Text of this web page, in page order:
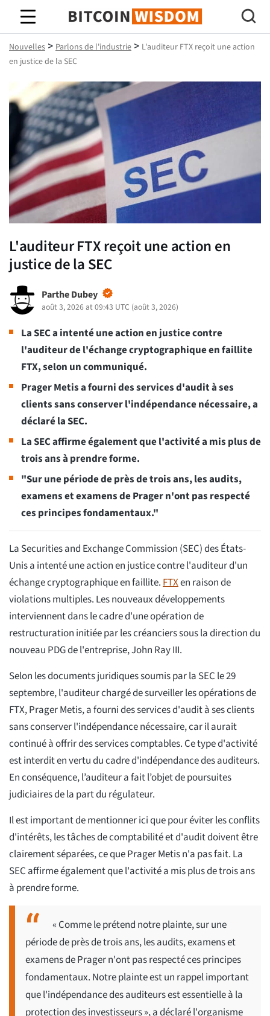
Bitcoin Sagesse
Nouvelles > Parlons de l'industrie > L'auditeur FTX reçoit une action
en justice de la SEC
L'auditeur FTX reçoit une action en
justice de la SEC
Parthe Dubey
août 3, 2026 at 09:43 UTC (août 3, 2026)
La SEC a intenté une action en justice contre
l'auditeur de l'échange cryptographique en faillite
FTX, selon un communiqué.
Prager Metis a fourni des services d'audit à ses
clients sans conserver l'indépendance nécessaire, a
déclaré la SEC.
La SEC affirme également que l'activité a mis plus de
trois ans à prendre forme.
"Sur une période de près de trois ans, les audits,
examens et examens de Prager n'ont pas respecté
ces principes fondamentaux."
La Securities and Exchange Commission (SEC) des États-
Unis a intenté une action en justice contre l'auditeur d'un
échange cryptographique en faillite.FTXen raison de
violations multiples. Les nouveaux développements
interviennent dans le cadre d'une opération de
restructuration initiée par les créanciers sous la direction du
nouveau PDG de l'entreprise, John Ray III.
Selon les documents juridiques soumis par la SEC le 29
septembre, l'auditeur chargé de surveiller les opérations de
FTX, Prager Metis, a fourni des services d'audit à ses clients
sans conserver l'indépendance nécessaire, car il aurait
continué à offrir des services comptables. Ce type d'activité
est interdit en vertu du cadre d'indépendance des auditeurs.
En conséquence, l’auditeur a fait l’objet de poursuites
judiciaires de la part du régulateur.
Il est important de mentionner ici que pour éviter les conflits
d'intérêts, les tâches de comptabilité et d'audit doivent être
clairement séparées, ce que Prager Metis n'a pas fait. La
SEC affirme également que l'activité a mis plus de trois ans
à prendre forme.
« Comme le prétend notre plainte, sur une
période de près de trois ans, les audits, examens et
examens de Prager n'ont pas respecté ces principes
fondamentaux. Notre plainte est un rappel important
que l'indépendance des auditeurs est essentielle à la
protection des investisseurs », a déclaré l'organisme